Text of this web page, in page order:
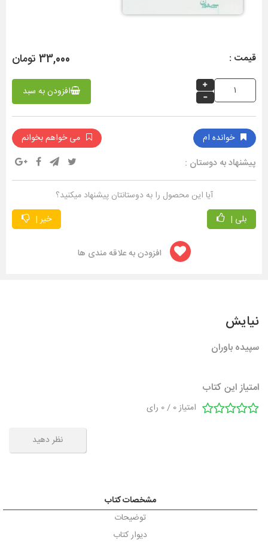
قیمت : 33,000 تومان
افزودن به سبد
خوانده ام می خواهم بخوانم
پیشنهاد به دوستان :
آیا این محصول را به دوستانتان پیشنهاد میکنید؟
بلی |
خیر |
افزودن به علاقه مندی ها
نیایش
سپیده باوران
امتیاز این کتاب
امتیاز0
/
0 رای
نظر دهید
مشخصات کتاب
توضیحات
دیوار کتاب